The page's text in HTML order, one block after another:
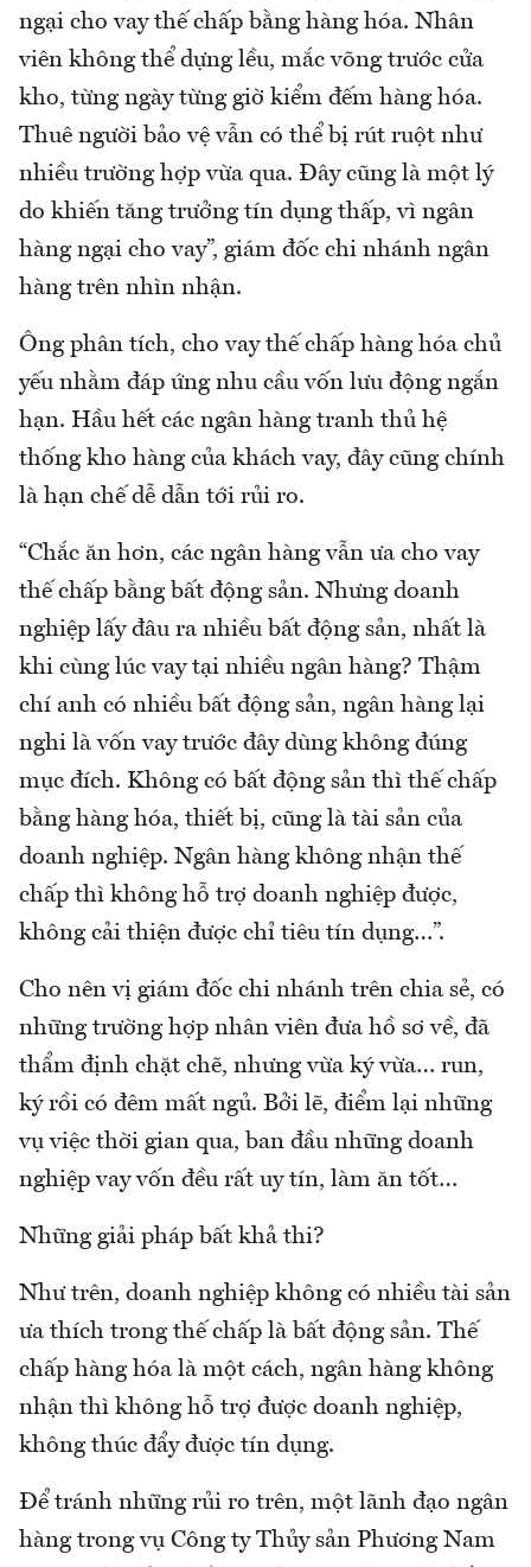
ngại cho vay thế chấp bằng hàng hóa. Nhân
viên không thể dựng lều, mắc võng trước cửa
kho, từng ngày từng giờ kiểm đếm hàng hóa.
Thuê người bảo vệ vẫn có thể bị rút ruột như
nhiều trường hợp vừa qua. Đây cũng là một lý
do khiến tăng trưởng tín dụng thấp, vì ngân
hàng ngại cho vay”, giám đốc chi nhánh ngân
hàng trên nhìn nhận.
Ông phân tích, cho vay thế chấp hàng hóa chủ
yếu nhằm đáp ứng nhu cầu vốn lưu động ngắn
hạn. Hầu hết các ngân hàng tranh thủ hệ
thống kho hàng của khách vay, đây cũng chính
là hạn chế dễ dẫn tới rủi ro.
“Chắc ăn hơn, các ngân hàng vẫn ưa cho vay
thế chấp bằng bất động sản. Nhưng doanh
nghiệp lấy đâu ra nhiều bất động sản, nhất là
khi cùng lúc vay tại nhiều ngân hàng? Thậm
chí anh có nhiều bất động sản, ngân hàng lại
nghi là vốn vay trước đây dùng không đúng
mục đích. Không có bất động sản thì thế chấp
bằng hàng hóa, thiết bị, cũng là tài sản của
doanh nghiệp. Ngân hàng không nhận thế
chấp thì không hỗ trợ doanh nghiệp được,
không cải thiện được chỉ tiêu tín dụng…”.
Cho nên vị giám đốc chi nhánh trên chia sẻ, có
những trường hợp nhân viên đưa hồ sơ về, đã
thẩm định chặt chẽ, nhưng vừa ký vừa… run,
ký rồi có đêm mất ngủ. Bởi lẽ, điểm lại những
vụ việc thời gian qua, ban đầu những doanh
nghiệp vay vốn đều rất uy tín, làm ăn tốt…
Những giải pháp bất khả thi?
Như trên, doanh nghiệp không có nhiều tài sản
ưa thích trong thế chấp là bất động sản. Thế
chấp hàng hóa là một cách, ngân hàng không
nhận thì không hỗ trợ được doanh nghiệp,
không thúc đẩy được tín dụng.
Để tránh những rủi ro trên, một lãnh đạo ngân
hàng trong vụ Công ty Thủy sản Phương Nam